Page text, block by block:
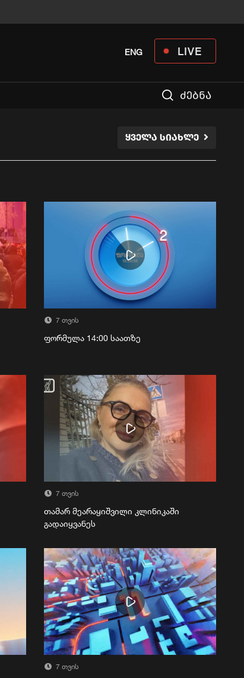
LIVE
ENG
ძებნა
ᲧᲕᲔᲚᲐ ᲡᲘᲐᲮᲚᲔ
7 თვის
ფორმულა 14:00 საათზე
7 თვის
თამარ მეარაყიშვილი კლინიკაში
გადაიყვანეს
7 თვის